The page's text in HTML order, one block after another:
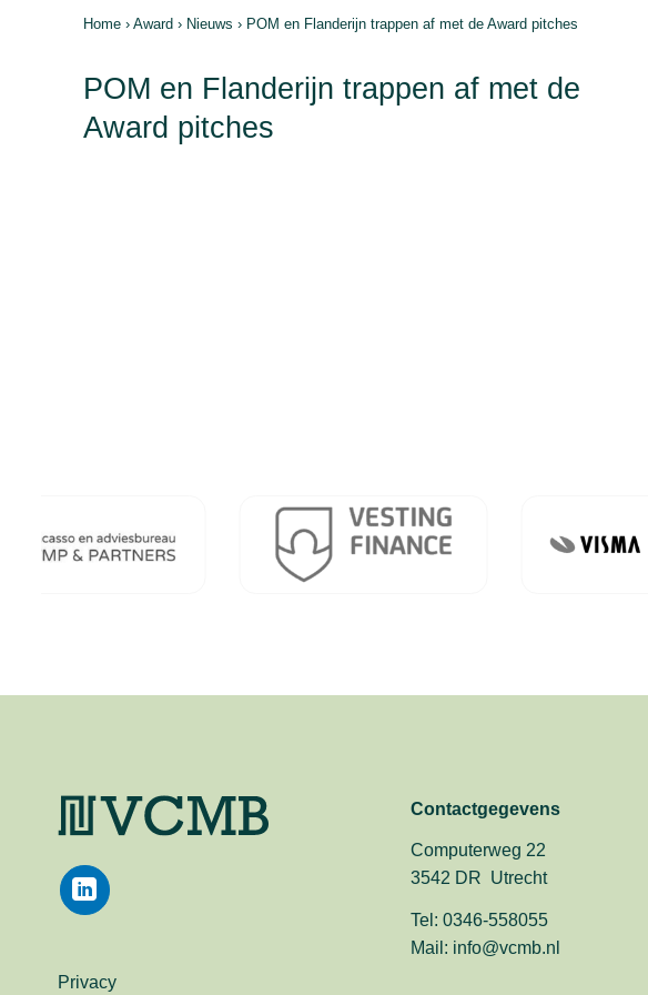
Home › Award › Nieuws › POM en Flanderijn trappen af met de Award pitches
POM en Flanderijn trappen af met de
Award pitches
Privacy
Contactgegevens
Computerweg 22
3542 DR Utrecht
Tel: 0346-558055
Mail: info@vcmb.nl